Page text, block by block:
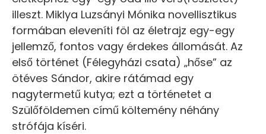
illeszt. Miklya Luzsányi Mónika novellisztikus
formában eleveníti föl az életrajz egy-egy
jellemző, fontos vagy érdekes állomását. Az
első történet (Félegyházi csata) „hőse” az
ötéves Sándor, akire rátámad egy
nagytermetű kutya; ezt a történetet a
Szülőföldemen című költemény néhány
strófája kíséri.